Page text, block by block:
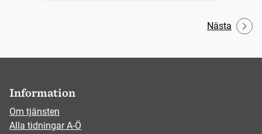
Nästa
Information
Om tjänsten
Alla tidningar A-Ö